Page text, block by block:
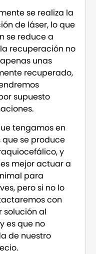
se realiza la
de láser, lo que
se reduce a
recuperación no
unas
recuperado,
supuesto
tengamos en
se produce
y
mejor actuar a
para
pero si no lo
con
solución al
es que no
de nuestro